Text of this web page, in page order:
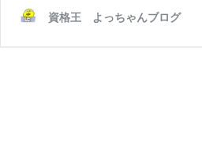
資格王 よっちゃんブログ